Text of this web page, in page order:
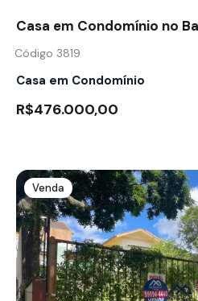
Casa em Condomínio no
Código 3819
Casa em Condomínio
R$476.000,00
Venda